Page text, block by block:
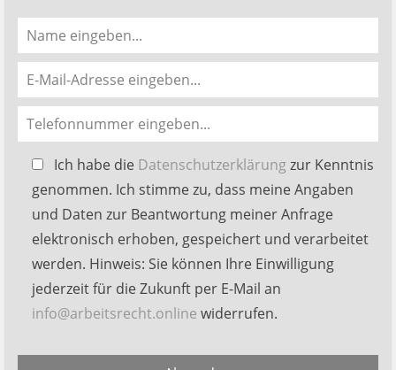
Bitte
lasse
dieses
Feld
leer.
Ich habe die Datenschutzerklärungzur Kenntnis
genommen. Ich stimme zu, dass meine Angaben
und Daten zur Beantwortung meiner Anfrage
elektronisch erhoben, gespeichert und verarbeitet
werden. Hinweis: Sie können Ihre Einwilligung
jederzeit für die Zukunft per E-Mail an
info@arbeitsrecht.online widerrufen.